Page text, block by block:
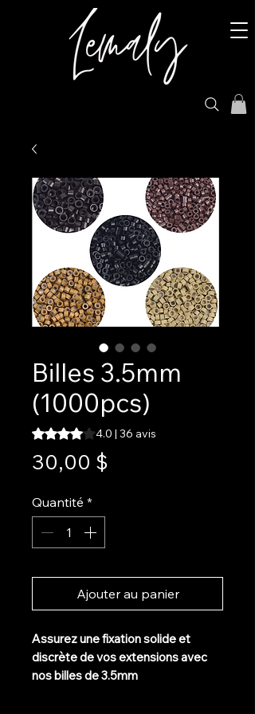
Billes 3.5mm
(1000pcs)
La note est de 4.0 sur cinq étoiles selon
4.0 | 36 avis
30,00 $
Quantité *
Ajouter au panier
Assurez une fixation solide et
discrète de vos extensions avec
nos billes de 3.5mm